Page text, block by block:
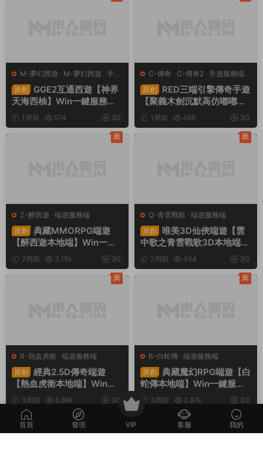
M-夢幻西遊 · M-夢幻西遊 · 手遊
服務端 · 端遊服務端
原創
GGE2互通西遊【神界
天海西柚】Win一鍵服務端
+安卓蘋果PC三端+内置GM
工具+全套源碼+視頻架設教
1周前 574 30
C-傳奇 · C-傳奇2 · 手遊服務端·
端遊服務端
原創
RED三端引擎傳奇手遊
【聚義木劍沉默高仿嘟嘟沉
默】Win一鍵服務端+安卓蘋
果PC三端+視頻架設教程
1周前 468 30
Z-醉西遊 · 端遊服務端
原創
典藏MMORPG端遊
【醉西遊本地端】Win一鍵
服務端+PC客戶端+GM後台
+視頻架設教程
2周前 3.15k 30
薦
Q-青雲戰歌 · 端遊服務端
原創
唯美3D仙俠端遊【雲
中歌之青雲戰歌3D本地端】
Win一鍵服務端+PC客戶端+
GM工具+視頻架設教程
2周前 464 30
薦
R-熱血虎衛 · 端遊服務端
原創
經典2.5D傳奇端遊
【熱血虎衛本地端】Win一
鍵服務端+PC客戶端+視頻
架設教程
3周前 8.89k 30
薦
B-白蛇傳 · 端遊服務端
原創
典藏魔幻RPG端遊【白
蛇傳本地端】Win一鍵服務
端+PC客戶端+GM工具+視
頻架設教程
3周前 2.87k 30
薦
評論 0
首頁 發現 VIP 客服 我的